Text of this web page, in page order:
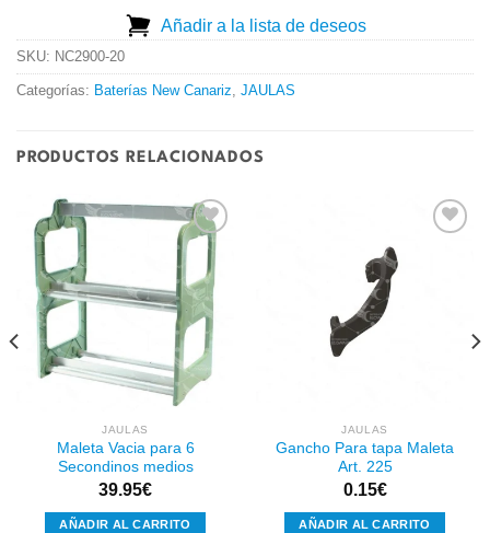
Añadir a la lista de deseos
SKU: NC2900-20
Categorías: Baterías New Canariz JAULAS
PRODUCTOS RELACIONADOS
Añadir
a la
lista de
deseos
JAULAS
Maleta Vacia para 6
Secondinos medios
39.95€
AÑADIR AL CARRITO
JAULAS
Gancho Para tapa Maleta
Art. 225
0.15€
AÑADIR AL CARRITO